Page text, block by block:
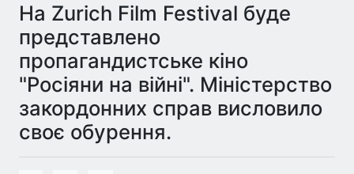
На Zurich Film Festival буде
представлено
пропагандистське кіно
"Росіяни на війні". Міністерство
закордонних справ висловило
своє обурення.